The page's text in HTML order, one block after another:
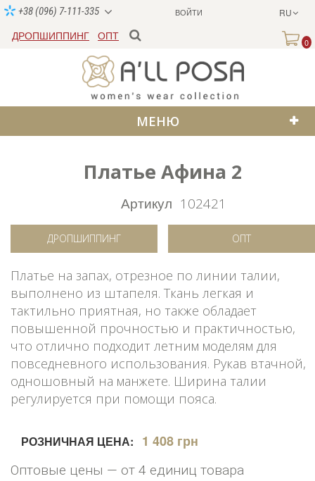
ВОЙТИ RU
+38 (096) 7-111-335
ДРОПШИППИНГ ОПТ
0
МЕНЮ
Платье Афина 2
Артикул 102421
ДРОПШИППИНГ ОПТ
Платье на запах, отрезное по линии талии,
выполнено из штапеля. Ткань легкая и
тактильно приятная, но также обладает
повышенной прочностью и практичностью,
что отлично подходит летним моделям для
повседневного использования. Рукав втачной,
одношовный на манжете. Ширина талии
регулируется при помощи пояса.
РОЗНИЧНАЯ ЦЕНА: 1 408 грн
Оптовые цены — от 4 единиц товара